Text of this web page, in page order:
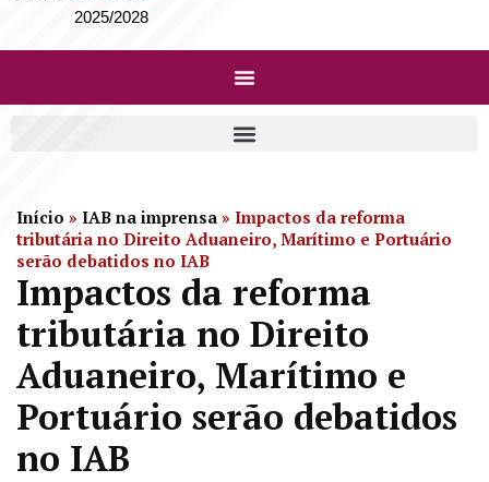
2025/2028
Início » IAB na imprensa » Impactos da reforma
tributária no Direito Aduaneiro, Marítimo e Portuário
serão debatidos no IAB
Impactos da reforma
tributária no Direito
Aduaneiro, Marítimo e
Portuário serão debatidos
no IAB